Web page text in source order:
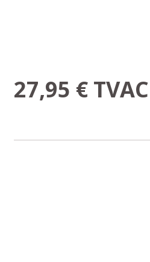
27,95 € TVAC